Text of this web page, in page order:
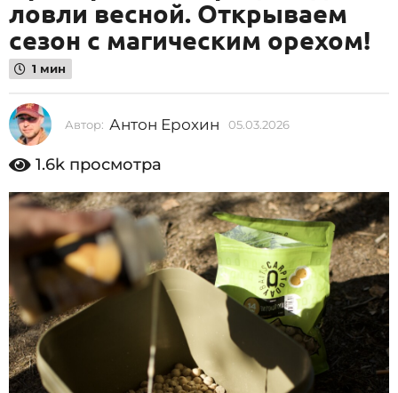
0
3
.
2
0
2
0
5
0
3
.
2
0
ловли весной. Открываем
сезон с магическим орехом!
1 мин
Автор: Антон Ерохин 05.03.2026
3
.
2
0
6
1.6k просмотра